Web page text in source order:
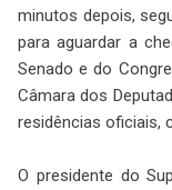
minutos depois,
para aguardar a
Senado e do
Câmara dos
residências oficiais,
O presidente do